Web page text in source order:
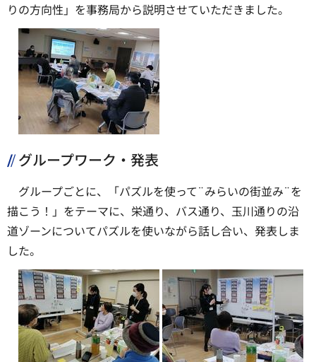
りの方向性」を事務局から説明させていただきました。
グループワーク・発表
グループごとに、「パズルを使って¨みらいの街並み¨を
描こう！」をテーマに、栄通り、バス通り、玉川通りの沿
道ゾーンについてパズルを使いながら話し合い、発表しま
した。